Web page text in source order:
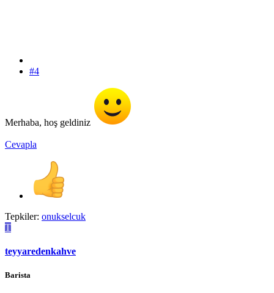
#4
Merhaba, hoş geldiniz
Cevapla
Tepkiler: onukselcuk
T
teyyaredenkahve
Barista